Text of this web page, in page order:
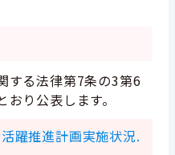
する法律第7条の3第6
おり公表します。
躍推進計画実施状況.